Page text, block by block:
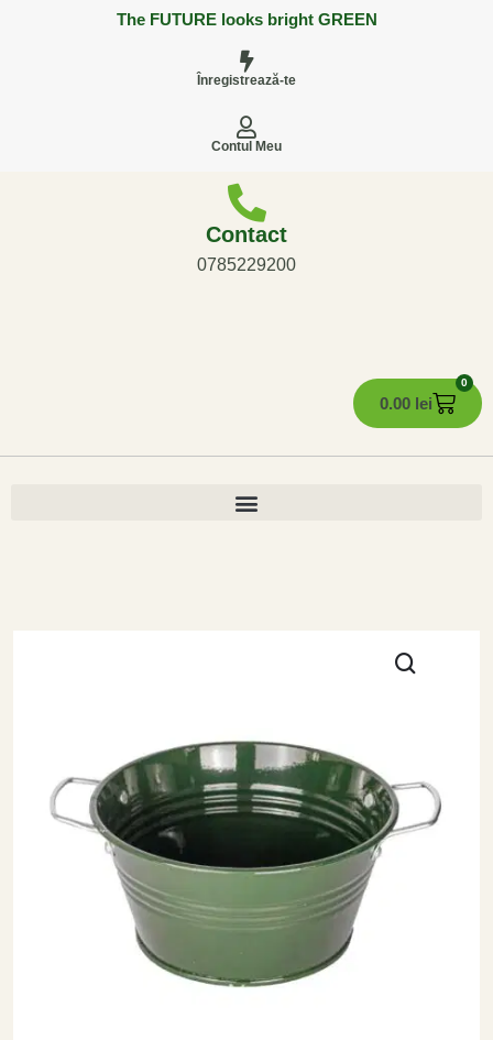
The FUTURE looks bright GREEN
Înregistrează-te
Contul Meu
Contact
0785229200
0.00 lei
0